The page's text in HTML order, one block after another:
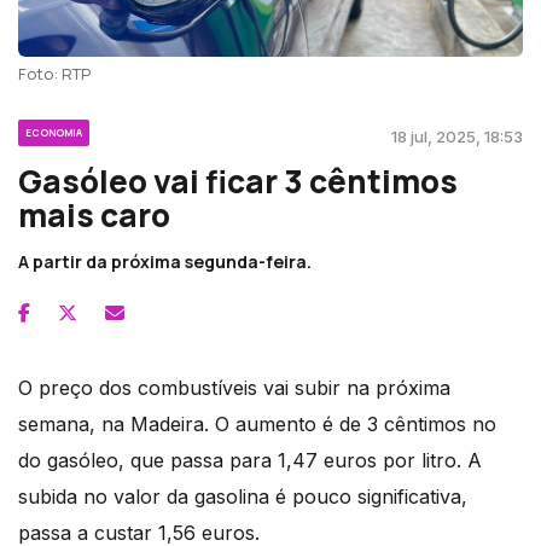
Foto: RTP
ECONOMIA 18 jul, 2025, 18:53
Gasóleo vai ficar 3 cêntimos
mais caro
A partir da próxima segunda-feira.
O preço dos combustíveis vai subir na próxima
semana, na Madeira. O aumento é de 3 cêntimos no
do gasóleo, que passa para 1,47 euros por litro. A
subida no valor da gasolina é pouco significativa,
passa a custar 1,56 euros.